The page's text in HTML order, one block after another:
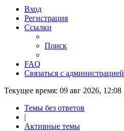
Вход
Регистрация
Ссылки
Поиск
FAQ
Связаться с администрацией
Текущее время: 09 авг 2026, 12:08
Темы без ответов
|
Активные темы